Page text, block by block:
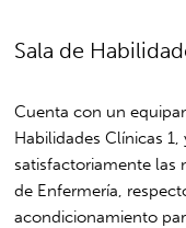
Sala de
Cuenta con un
Habilidades Clínicas
satisfactoriamente las
de Enfermería,
acondicionamiento